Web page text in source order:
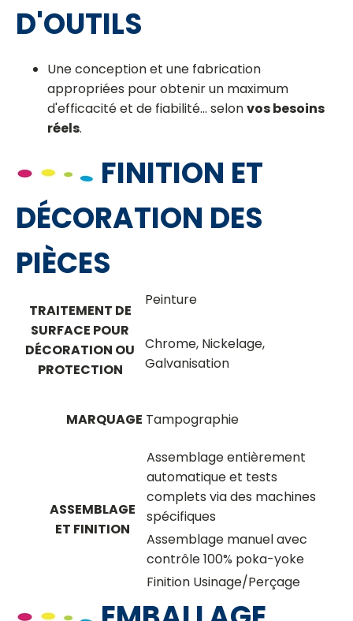
D'OUTILS
Une conception et une fabrication
appropriées pour obtenir un maximum
d'efficacité et de fiabilité... selonvos besoins
réels.
FINITION ET
DÉCORATION DES
PIÈCES
TRAITEMENT DE
SURFACE POUR
DÉCORATION OU
PROTECTION
Peinture
Chrome, Nickelage,
Galvanisation
MARQUAGE Tampographie
ASSEMBLAGE
ET FINITION
Assemblage entièrement
automatique et tests
complets via des machines
spécifiques
Assemblage manuel avec
contrôle 100% poka-yoke
Finition Usinage/Perçage